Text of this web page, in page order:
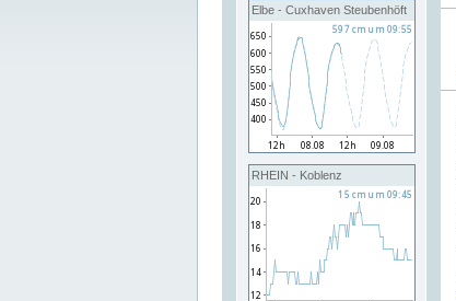
Elbe - Cuxhaven Steubenhöft
RHEIN - Koblenz